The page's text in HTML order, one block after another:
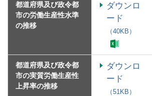
都道府県及び政令都
市の労働生産性水準
の推移
ダウンロ
ード
（40KB）
都道府県及び政令都
市の実質労働生産性
上昇率の推移
ダウンロ
ード
（51KB）